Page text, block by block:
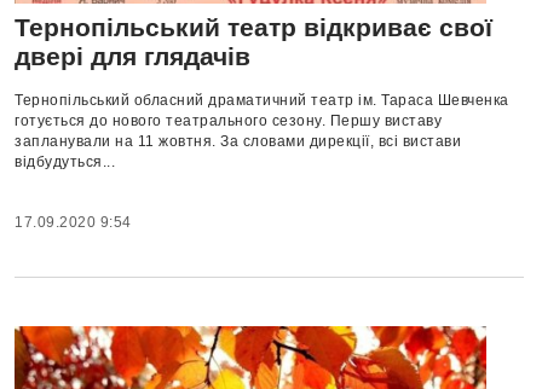
Тернопільський театр відкриває свої
двері для глядачів
Тернопільський обласний драматичний театр ім. Тараса Шевченка
готується до нового театрального сезону. Першу виставу
запланували на 11 жовтня. За словами дирекції, всі вистави
відбудуться...
17.09.2020 9:54